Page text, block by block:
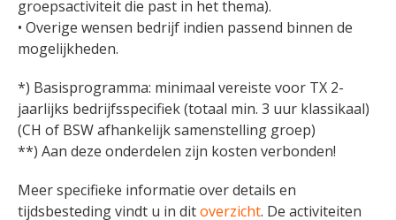
groepsactiviteit die past in het thema).
• Overige wensen bedrijf indien passend binnen de
mogelijkheden.
*) Basisprogramma: minimaal vereiste voor TX 2-
jaarlijks bedrijfsspecifiek (totaal min. 3 uur klassikaal)
(CH of BSW afhankelijk samenstelling groep)
**) Aan deze onderdelen zijn kosten verbonden!
Meer specifieke informatie over details en
tijdsbesteding vindt u in ditoverzicht. De activiteiten